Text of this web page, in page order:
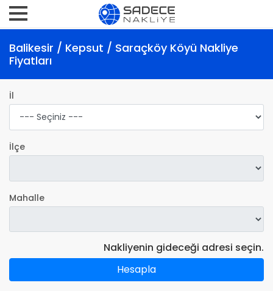
Balikesir / Kepsut / Saraçköy Köyü Nakliye
Fiyatları
İl
İlçe
Mahalle
Nakliyenin gideceği adresi seçin.
Hesapla